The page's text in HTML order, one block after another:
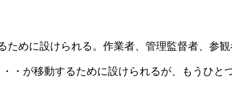
ために設けられる。作業者、管理監督者、参
・が移動するために設けられるが、もうひと